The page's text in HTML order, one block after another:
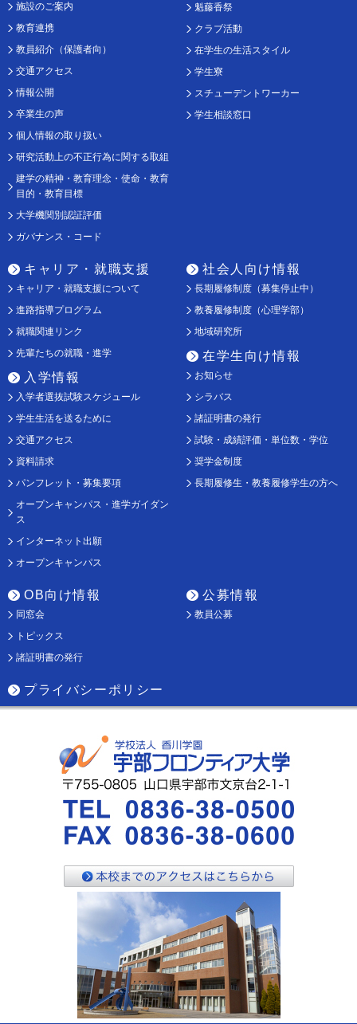
施設のご案内
教育連携
教員紹介（保護者向）
交通アクセス
情報公開
卒業生の声
個人情報の取り扱い
研究活動上の不正行為に関する取組
建学の精神・教育理念・使命・教育
目的・教育目標
大学機関別認証評価
ガバナンス・コード
魁藤香祭
クラブ活動
在学生の生活スタイル
学生寮
スチューデントワーカー
学生相談窓口
キャリア・就職支援
キャリア・就職支援について
進路指導プログラム
就職関連リンク
先輩たちの就職・進学
入学情報
入学者選抜試験スケジュール
学生生活を送るために
交通アクセス
資料請求
パンフレット・募集要項
オープンキャンパス・進学ガイダン
ス
インターネット出願
オープンキャンパス
社会人向け情報
長期履修制度（募集停止中）
教養履修制度（心理学部）
地域研究所
在学生向け情報
お知らせ
シラバス
諸証明書の発行
試験・成績評価・単位数・学位
奨学金制度
長期履修生・教養履修学生の方へ
OB向け情報
同窓会
トピックス
諸証明書の発行
公募情報
教員公募
プライバシーポリシー